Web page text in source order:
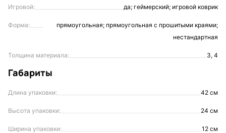
Игровой: да; геймерский; игровой коврик
Форма:
прямоугольная; прямоугольная с прошитыми краями;
нестандартная
Толщина материала: 3, 4
Габариты
Длина упаковки: 42 см
Высота упаковки: 24 см
Ширина упаковки: 12 см